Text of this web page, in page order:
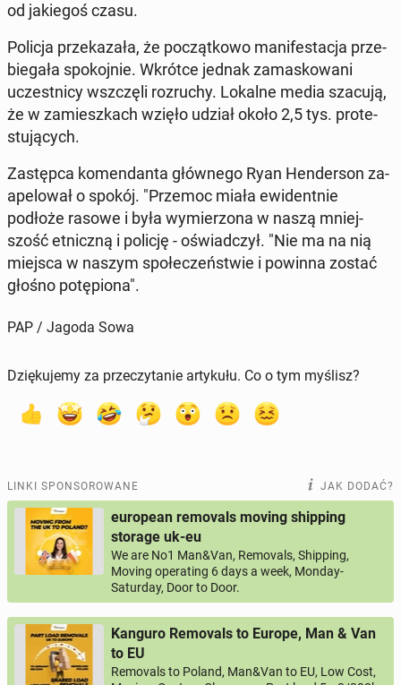
od ja­kie­goś czasu.
Policja prze­ka­za­ła, że po­cząt­ko­wo ma­ni­fe­sta­cja prze­
bie­ga­ła spo­koj­nie. Wkrótce jednak za­ma­sko­wa­ni
uczest­ni­cy wsz­czę­li roz­ru­chy. Lokalne media szacują,
że w za­miesz­kach wzięło udział około 2,5 tys. pro­te­
stu­ją­cych.
Za­stęp­ca ko­men­dan­ta głów­ne­go Ryan Hen­der­son za­
ape­lo­wał o spokój. "Przemoc miała ewi­dent­nie
podłoże rasowe i była wy­mie­rzo­na w naszą mniej­
szość et­nicz­ną i policję - oświad­czył. "Nie ma na nią
miejsca w naszym spo­łe­czeń­stwie i powinna zostać
głośno po­tę­pio­na".
PAP / Jagoda Sowa
Dziękujemy za przeczytanie artykułu. Co o tym myślisz?
LINKI SPONSOROWANE JAK DODAĆ?
european removals moving shipping
storage uk-eu
We are No1 Man&Van, Removals, Shipping,
Moving operating 6 days a week, Monday-
Saturday, Door to Door.
Kanguro Removals to Europe, Man & Van
to EU
Removals to Poland, Man&Van to EU, Low Cost,